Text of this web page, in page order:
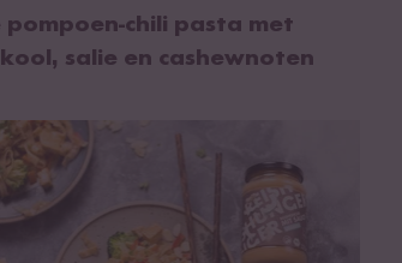
pompoen-chili pasta met
salie en cashewnoten